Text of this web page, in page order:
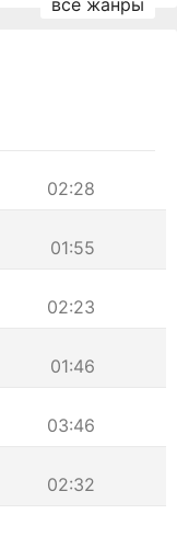
02:28
01:55
02:23
01:46
03:46
02:32